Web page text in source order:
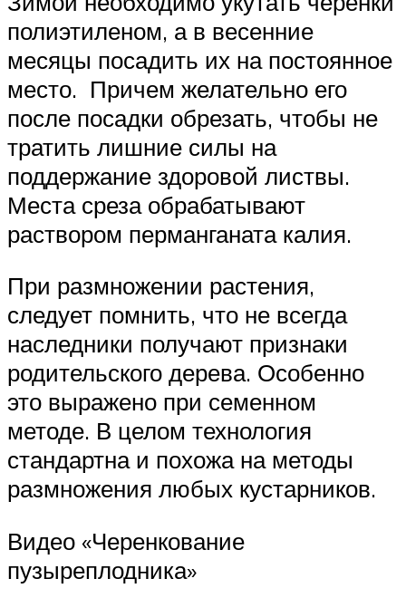
полиэтиленом, а в весенние
месяцы посадить их на постоянное
место. Причем желательно его
после посадки обрезать, чтобы не
тратить лишние силы на
поддержание здоровой листвы.
Места среза обрабатывают
раствором перманганата калия.
При размножении растения,
следует помнить, что не всегда
наследники получают признаки
родительского дерева. Особенно
это выражено при семенном
методе. В целом технология
стандартна и похожа на методы
размножения любых кустарников.
Видео «Черенкование
пузыреплодника»